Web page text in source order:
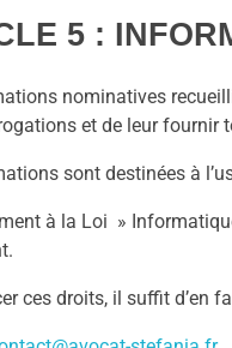
5 :
nominatives
et de leur fournir
sont destinées à
à la Loi »
ces droits, il suffit d’en